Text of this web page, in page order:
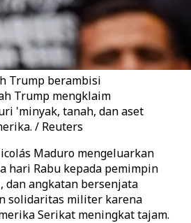
Trump berambisi
Trump mengklaim
'minyak, tanah, dan aset
/ Reuters
Maduro mengeluarkan
hari Rabu kepada pemimpin
dan angkatan bersenjata
solidaritas militer karena
Serikat meningkat tajam.